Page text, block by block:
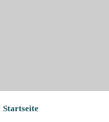
Startseite